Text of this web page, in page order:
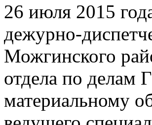
26 июля 2015
дежурно-
Можгинского
отдела по делам
материальному